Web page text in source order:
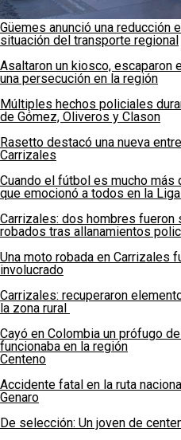
Güemes anunció una reducción
situación del transporte regional
Asaltaron un kiosco, escaparon
una persecución en la región
Múltiples hechos policiales
de Gómez, Oliveros y Clason
Rasetto destacó una nueva
Carrizales
Cuando el fútbol es mucho más
que emocionó a todos en la
Carrizales: dos hombres
robados tras allanamientos
Una moto robada en Carrizales
involucrado
Carrizales: recuperaron
la zona rural
Cayó en Colombia un prófugo
funcionaba en la región
Centeno
Accidente fatal en la ruta
Genaro
De selección: Un joven de